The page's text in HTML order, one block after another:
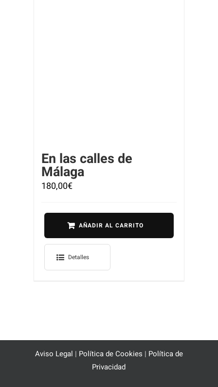
En las calles de
Málaga
180,00€
AÑADIR AL CARRITO
Detalles
Aviso Legal | Política de Cookies | Política de
Privacidad